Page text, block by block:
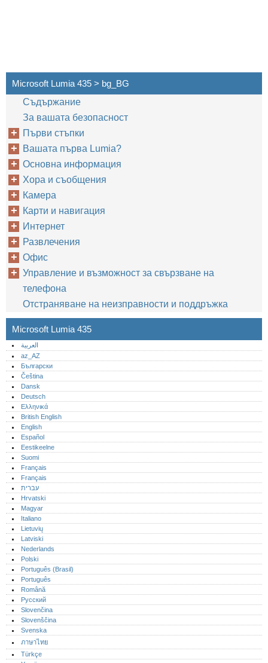
Microsoft Lumia 435 > bg_BG
Съдържание
За вашата безопасност
Първи стъпки
Вашата първа Lumia?
Основна информация
Хора и съобщения
Камера
Карти и навигация
Интернет
Развлечения
Офис
Управление и възможност за свързване на
телефона
Отстраняване на неизправности и поддръжка
Microsoft Lumia 435
العربية
az_AZ
Български
Čeština
Dansk
Deutsch
Ελληνικά
British English
English
Español
Eestikeelne
Suomi
Français
Français
עברית
Hrvatski
Magyar
Italiano
Lietuvių
Latviski
Nederlands
Polski
Português (Brasil)
Português‎
Română
Русский
Slovenčina
Slovenščina
Svenska
ภาษาไทย
Türkçe